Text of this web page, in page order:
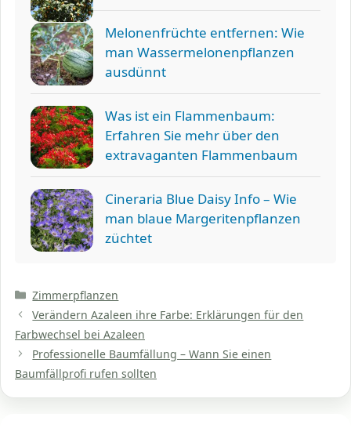
Melonenfrüchte entfernen: Wie
man Wassermelonenpflanzen
ausdünnt
Was ist ein Flammenbaum:
Erfahren Sie mehr über den
extravaganten Flammenbaum
Cineraria Blue Daisy Info – Wie
man blaue Margeritenpflanzen
züchtet
Kategorien
Zimmerpflanzen
Verändern Azaleen ihre Farbe: Erklärungen für den
Farbwechsel bei Azaleen
Professionelle Baumfällung – Wann Sie einen
Baumfällprofi rufen sollten